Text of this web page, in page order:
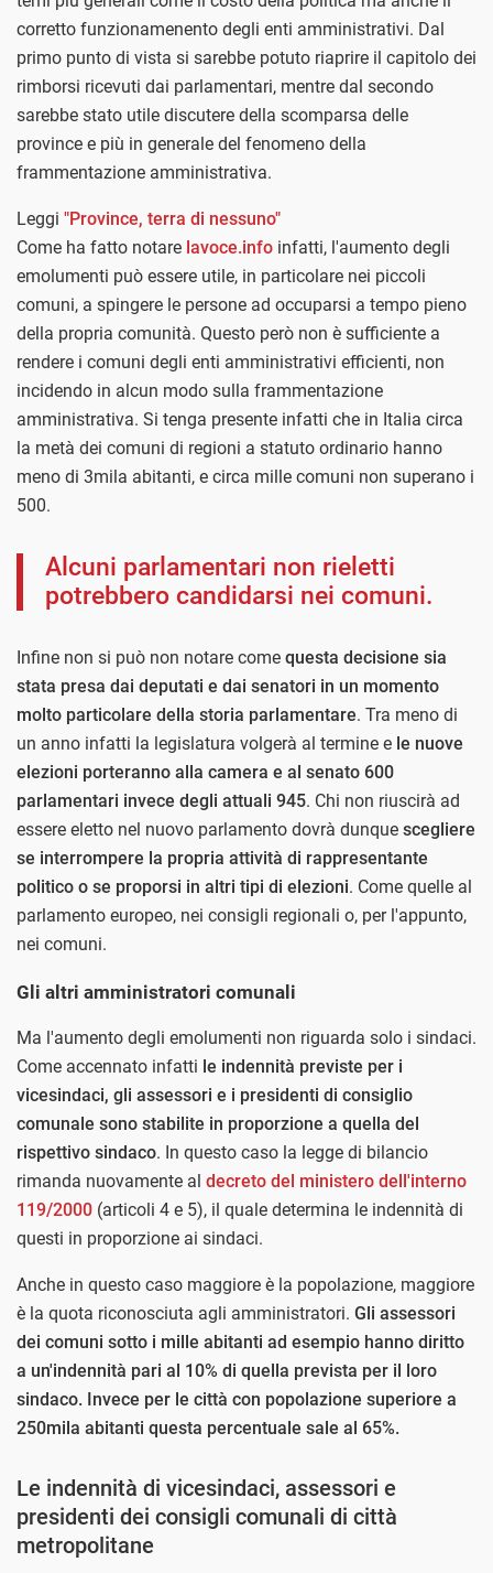
corretto funzionamenento degli enti amministrativi. Dal
primo punto di vista si sarebbe potuto riaprire il capitolo dei
rimborsi ricevuti dai parlamentari, mentre dal secondo
sarebbe stato utile discutere della scomparsa delle
province e più in generale del fenomeno della
frammentazione amministrativa.
Leggi "Province, terra di nessuno"
Come ha fatto notare lavoce.info infatti, l'aumento degli
emolumenti può essere utile, in particolare nei piccoli
comuni, a spingere le persone ad occuparsi a tempo pieno
della propria comunità. Questo però non è sufficiente a
rendere i comuni degli enti amministrativi efficienti, non
incidendo in alcun modo sulla frammentazione
amministrativa. Si tenga presente infatti che in Italia circa
la metà dei comuni di regioni a statuto ordinario hanno
meno di 3mila abitanti, e circa mille comuni non superano i
500.
Alcuni parlamentari non rieletti
potrebbero candidarsi nei comuni.
Infine non si può non notare come questa decisione sia
stata presa dai deputati e dai senatori in un momento
molto particolare della storia parlamentare. Tra meno di
un anno infatti la legislatura volgerà al termine e le nuove
elezioni porteranno alla camera e al senato 600
parlamentari invece degli attuali 945. Chi non riuscirà ad
essere eletto nel nuovo parlamento dovrà dunque scegliere
se interrompere la propria attività di rappresentante
politico o se proporsi in altri tipi di elezioni. Come quelle al
parlamento europeo, nei consigli regionali o, per l'appunto,
nei comuni.
Gli altri amministratori comunali
Ma l'aumento degli emolumenti non riguarda solo i sindaci.
Come accennato infatti le indennità previste per i
vicesindaci, gli assessori e i presidenti di consiglio
comunale sono stabilite in proporzione a quella del
rispettivo sindaco. In questo caso la legge di bilancio
rimanda nuovamente al decreto del ministero dell'interno
119/2000 (articoli 4 e 5), il quale determina le indennità di
questi in proporzione ai sindaci.
Anche in questo caso maggiore è la popolazione, maggiore
è la quota riconosciuta agli amministratori. Gli assessori
dei comuni sotto i mille abitanti ad esempio hanno diritto
a un'indennità pari al 10% di quella prevista per il loro
sindaco. Invece per le città con popolazione superiore a
250mila abitanti questa percentuale sale al 65%.
Le indennità di vicesindaci, assessori e
presidenti dei consigli comunali di città
metropolitane